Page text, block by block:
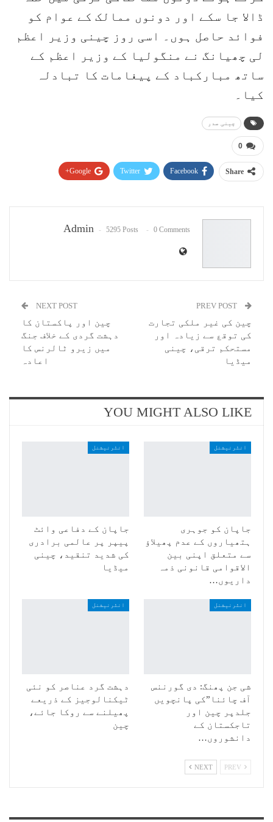
ڈالا جا سکے اور دونوں ممالک کے عوام کو
فوائد حاصل ہوں۔ اسی روز چینی وزیر اعظم
لی چھیانگ نے منگولیا کے وزیر اعظم کے
ساتھ مبارکباد کے پیغامات کا تبادلہ
کیا۔
چینی صدر
0
Share
Facebook
Twitter
Google+
Admin 5295 Posts 0 Comments
چین کی غیر ملکی تجارت
کی توقع سے زیادہ اور
مستحکم ترقی، چینی
میڈیا
NEXT POST
چین اور پاکستان کا
دہشت گردی کے خلاف جنگ
میں زیرو ٹالرنس کا
اعادہ
YOU MIGHT ALSO LIKE
انٹرنیشنل
جاپان کو جوہری
ہتھیاروں کے عدم پھیلاؤ
سے متعلق اپنی بین
الاقوامی قانونی ذمہ
داریوں…
انٹرنیشنل
جاپان کے دفاعی وائٹ
پیپر پر عالمی برادری
کی شدید تنقید، چینی
میڈیا
انٹرنیشنل
شی جن پھنگ: دی گورننس
آف چائنا”کی پانچویں
جلدپر چین اور
تاجکستان کے
دانشوروں…
انٹرنیشنل
دہشت گرد عناصر کو نئی
ٹیکنالوجیز کے ذریعے
پھیلنے سے روکا جائے،
چین
NEXT